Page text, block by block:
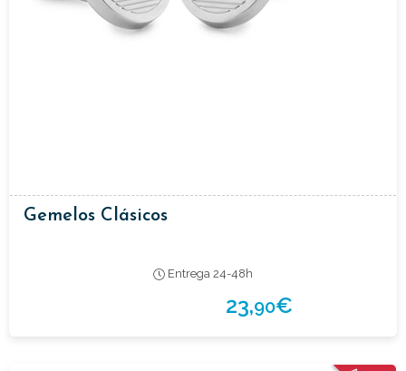
Gemelos Clásicos
Entrega 24-48h
23,90€